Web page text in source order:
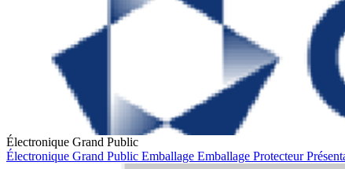
Électronique Grand Public
Électronique Grand Public Emballage Emballage Protecteur